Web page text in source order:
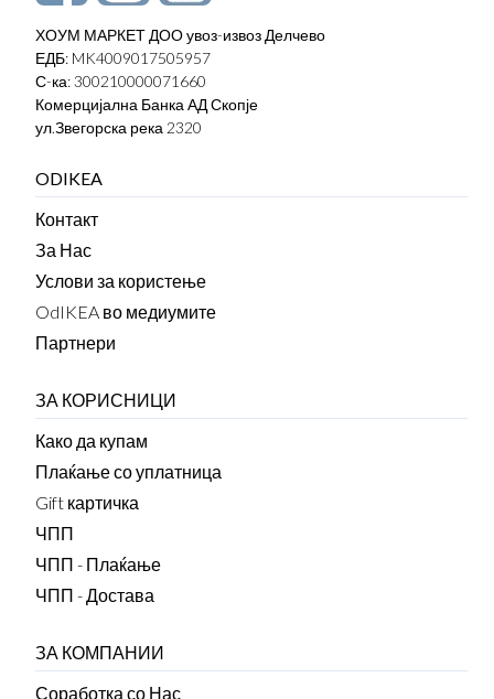
ХОУМ МАРКЕТ ДОО увоз-извоз Делчево
ЕДБ: MK4009017505957
С-ка: 300210000071660
Комерцијална Банка АД Скопје
ул.Звегорска река 2320
ODIKEA
Контакт
За Нас
Услови за користење
OdIKEA во медиумите
Партнери
ЗА КОРИСНИЦИ
Како да купам
Плаќање со уплатница
Gift картичка
ЧПП
ЧПП - Плаќање
ЧПП - Достава
ЗА КОМПАНИИ
Соработка со Нас